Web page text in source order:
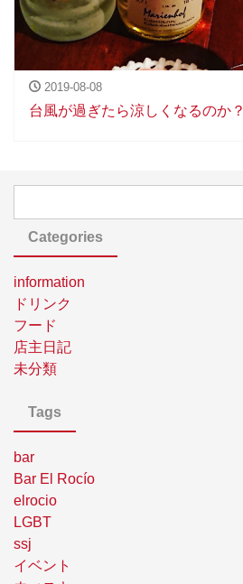
2019-08-08
台風が過ぎたら涼しくなるのか？
Categories
information
ドリンク
フード
店主日記
未分類
Tags
bar
Bar El Rocío
elrocio
LGBT
ssj
イベント